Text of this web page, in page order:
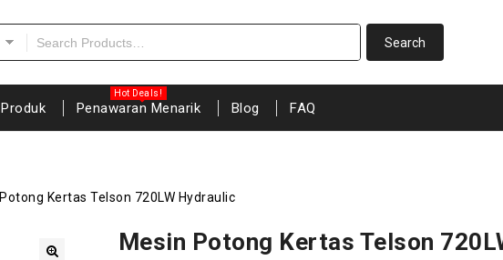
Produk Penawaran Menarik Blog FAQ
Kertas Telson 720LW Hydraulic
Mesin Potong Kertas Telson